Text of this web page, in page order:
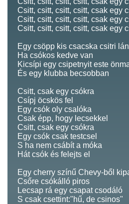
Csitt, csitt, csitt, csitt, csak egy
Csitt, csitt, csitt, csitt, csak egy
Csitt, csitt, csitt, csitt, csak egy
Egy csöpp kis csacska csitri
Ha csókos kedve van
Kicsípi egy csipetnyit este
És egy klubba becsobban
Csitt, csak egy csókra
Csípj öcskös fel
Egy csók oly csalóka
Csak épp, hogy lecsekkel
Csitt, csak egy csókra
Egy csók csak testcsel
S ha nem csábít a móka
Hát csók és felejts el
Egy cherry színű Chevy-ből
Csőre csókálló piros
Lecsap rá egy csapat csodáló
S csak csettint:"hű, de csinos"